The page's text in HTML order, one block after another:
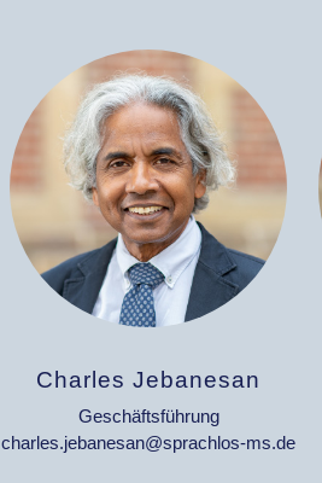
Charles Jebanesan
Geschäftsführung
charles.jebanesan@sprachlos-ms.de